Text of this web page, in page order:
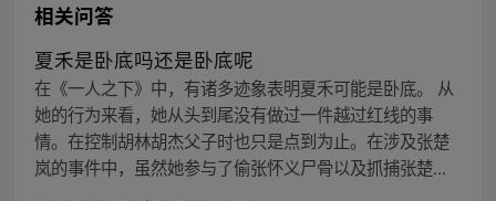
相关问答
夏禾是卧底吗还是卧底呢
在《一人之下》中，有诸多迹象表明夏禾可能是卧底。 从
她的行为来看，她从头到尾没有做过一件越过红线的事
情。在控制胡林胡杰父子时也只是点到为止。在涉及张楚
岚的事件中，虽然她参与了偷张怀义尸骨以及抓捕张楚...